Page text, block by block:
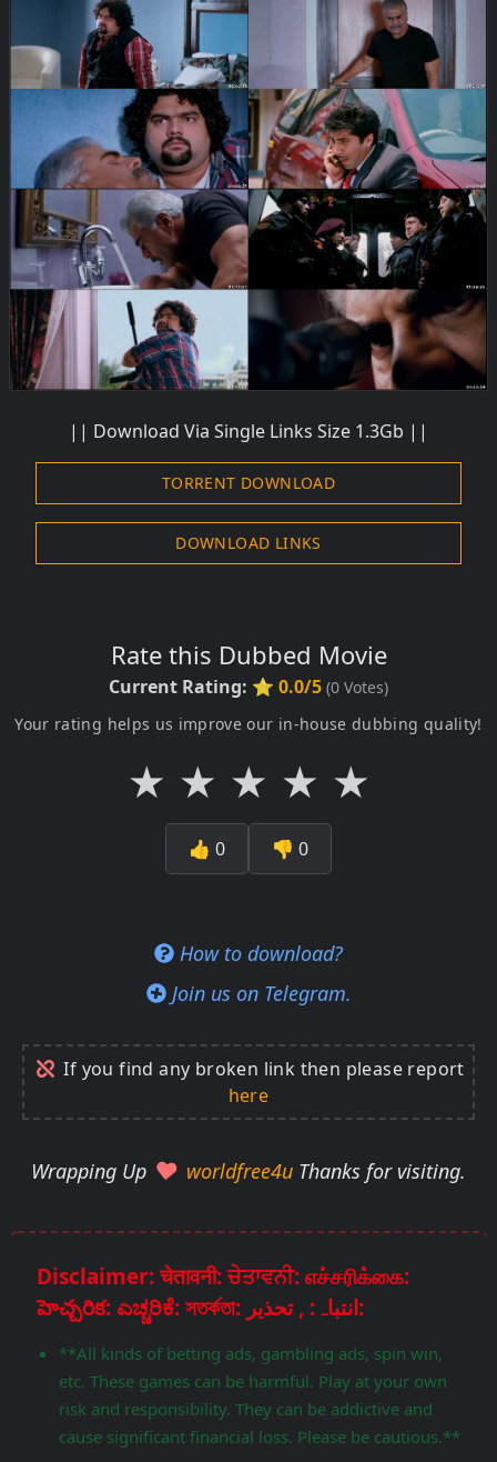
|| Download Via Single Links Size 1.3Gb ||
TORRENT DOWNLOAD
DOWNLOAD LINKS
Rate this Dubbed Movie
Current Rating: ⭐ 0.0/5 (0 Votes)
Your rating helps us improve our in-house dubbing quality!
★ ★ ★ ★ ★
👍 0 👎 0
How to download?
Join us on Telegram.
If you find any broken link then please report
here
Wrapping Up worldfree4u Thanks for visiting.
Disclaimer: चेतावनी: ਚੇਤਾਵਨੀ: எச்சரிக்கை:
హెచ్చరిక: ಎಚ್ಚರಿಕೆ: সতর্কতা: انتباہ: , تحذير:
**All kinds of betting ads, gambling ads, spin win,
etc. These games can be harmful. Play at your own
risk and responsibility. They can be addictive and
cause significant financial loss. Please be cautious.**